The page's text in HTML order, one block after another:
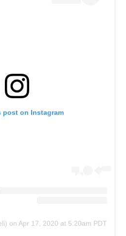
post on Instagram
on Apr 17, 2020 at 5:20am PDT